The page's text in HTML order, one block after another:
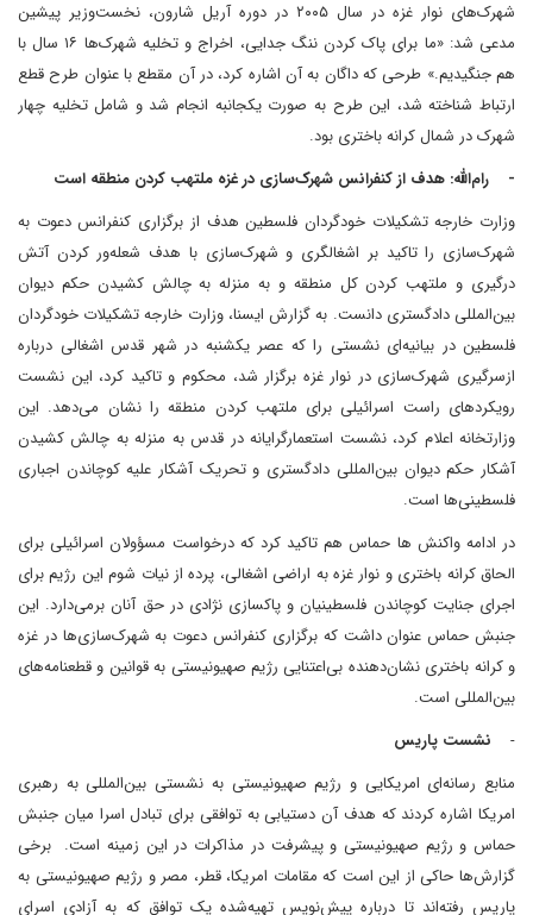
شهرک‌های نوار غزه در سال ۲۰۰۵ در دوره آریل شارون، نخست‌وزیر پیشین
مدعی شد: «ما برای پاک کردن ننگ جدایی، اخراج و تخلیه شهرک‌ها ۱۶ سال با
هم جنگیدیم.» طرحی که داگان به آن اشاره کرد، در آن مقطع با عنوان طرح قطع
ارتباط شناخته شد، این طرح به صورت یکجانبه انجام شد و شامل تخلیه چهار
شهرک در شمال کرانه باختری بود.
- رام‌الله: هدف از کنفرانس شهرک‌سازی در غزه ملتهب کردن منطقه است
وزارت خارجه تشکیلات خودگردان فلسطین هدف از برگزاری کنفرانس دعوت به
شهرک‌سازی را تاکید بر اشغالگری و شهرک‌سازی با هدف شعله‌ور کردن آتش
درگیری و ملتهب کردن کل منطقه و به منزله به چالش کشیدن حکم دیوان
بین‌المللی دادگستری دانست. به گزارش ایسنا، وزارت خارجه تشکیلات خودگردان
فلسطین در بیانیه‌ای نشستی را که عصر یکشنبه در شهر قدس اشغالی درباره
ازسرگیری شهرک‌سازی در نوار غزه برگزار شد، محکوم و تاکید کرد، این نشست
رویکردهای راست اسرائیلی برای ملتهب کردن منطقه را نشان می‌دهد. این
وزارتخانه اعلام کرد، نشست استعمارگرایانه در قدس به منزله به چالش کشیدن
آشکار حکم دیوان بین‌المللی دادگستری و تحریک آشکار علیه کوچاندن اجباری
فلسطینی‌ها است.
در ادامه واکنش ها حماس هم تاکید کرد که درخواست مسؤولان اسرائیلی برای
الحاق کرانه باختری و نوار غزه به اراضی اشغالی، پرده از نیات شوم این رژیم برای
اجرای جنایت کوچاندن فلسطینیان و پاکسازی نژادی در حق آنان برمی‌دارد. این
جنبش حماس عنوان داشت که برگزاری کنفرانس دعوت به شهرک‌سازی‌ها در غزه
و کرانه باختری نشان‌دهنده بی‌اعتنایی رژیم صهیونیستی به قوانین و قطعنامه‌های
بین‌المللی است.
-
نشست پاریس
منابع رسانه‌ای امریکایی و رژیم صهیونیستی به نشستی بین‌المللی به رهبری
امریکا اشاره کردند که هدف آن دستیابی به توافقی برای تبادل اسرا میان جنبش
حماس و رژیم صهیونیستی و پیشرفت در مذاکرات در این زمینه است. برخی
گزارش‌ها حاکی از این است که مقامات امریکا، قطر، مصر و رژیم صهیونیستی به
پاریس رفته‌اند تا درباره پیش‌نویس تهیه‌شده یک توافق که به آزادی اسرای